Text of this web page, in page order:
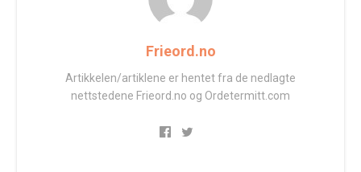
Frieord.no
Artikkelen/artiklene er hentet fra de nedlagte
nettstedene Frieord.no og Ordetermitt.com